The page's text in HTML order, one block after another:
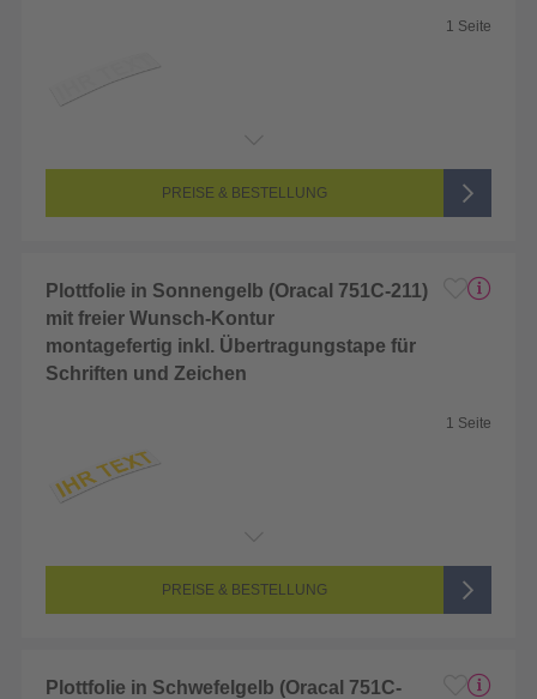
1 Seite
Seitenanzahl: 1-seitig (Unbedruckt)
UnbedrucktPREISE & BESTELLUNG
Plottfolie in Sonnengelb (Oracal 751C-211)
mit freier Wunsch-Kontur
montagefertig inkl. Übertragungstape für
Schriften und Zeichen
1 Seite
Seitenanzahl: 1-seitig (Unbedruckt)
UnbedrucktPREISE & BESTELLUNG
Plottfolie in Schwefelgelb (Oracal 751C-